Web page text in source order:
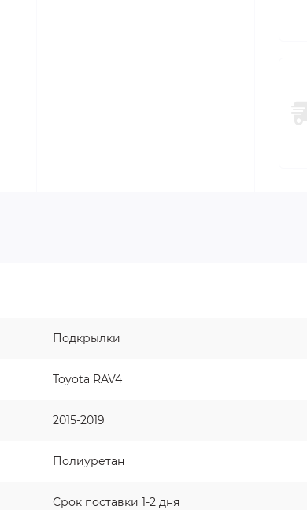
Подкрылки
Toyota RAV4
2015-2019
Полиуретан
Срок поставки 1-2 дня